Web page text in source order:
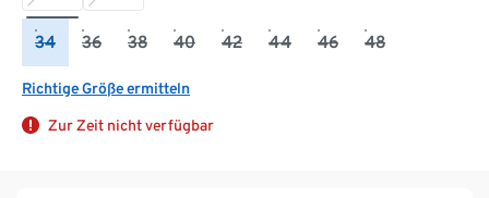
34 36 38 40 42 44 46 48
Richtige Größe ermitteln
Zur Zeit nicht verfügbar